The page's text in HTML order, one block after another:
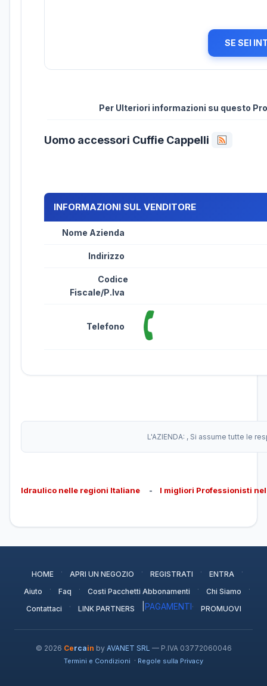
SE SEI
Per Ulteriori informazioni su questo
Uomo accessori Cuffie Cappelli
INFORMAZIONI SUL VENDITORE
Nome Azienda
Indirizzo
Codice
Fiscale/P.Iva
Telefono
L'AZIENDA: , Si assume tutte le
Idraulico nelle regioni Italiane - I migliori Professionisti
HOME · APRI UN NEGOZIO · REGISTRATI · ENTRA ·
Aiuto · Faq · Costi Pacchetti Abbonamenti · Chi Siamo ·
Contattaci · LINK PARTNERS PAGAMENTI· PROMUOVI
© 2026 Cercain by AVANET SRL — P.IVA 03772060046
Termini e Condizioni · Regole sulla Privacy